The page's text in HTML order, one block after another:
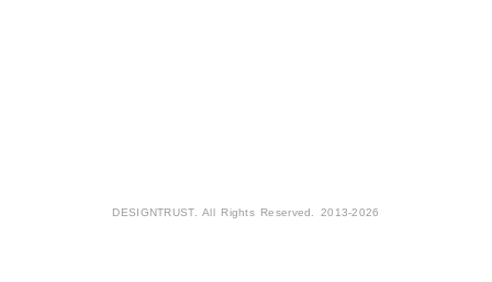
DESIGNTRUST. All Rights Reserved. 2013-2026